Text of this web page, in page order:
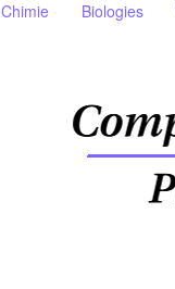
Chimie Biologies